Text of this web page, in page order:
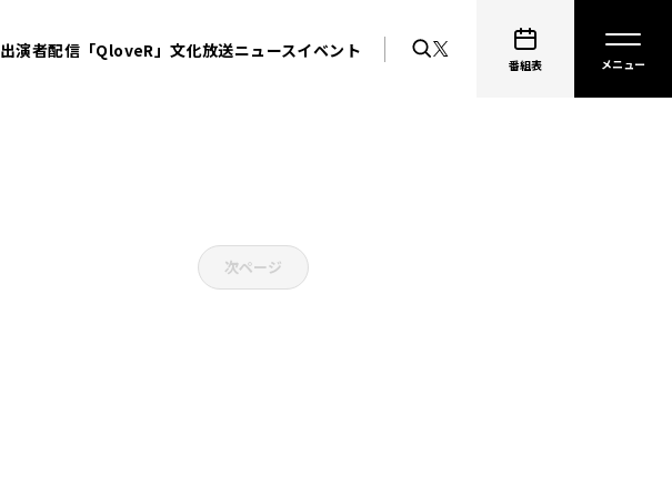
出演者配信「QloveR」文化放送ニュースイベント
番組表
次ページ